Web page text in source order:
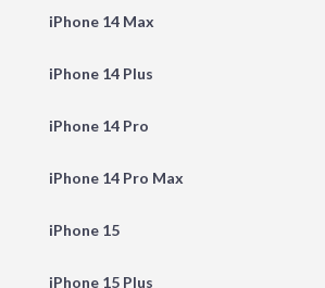
iPhone 14 Max
iPhone 14 Plus
iPhone 14 Pro
iPhone 14 Pro Max
iPhone 15
iPhone 15 Plus